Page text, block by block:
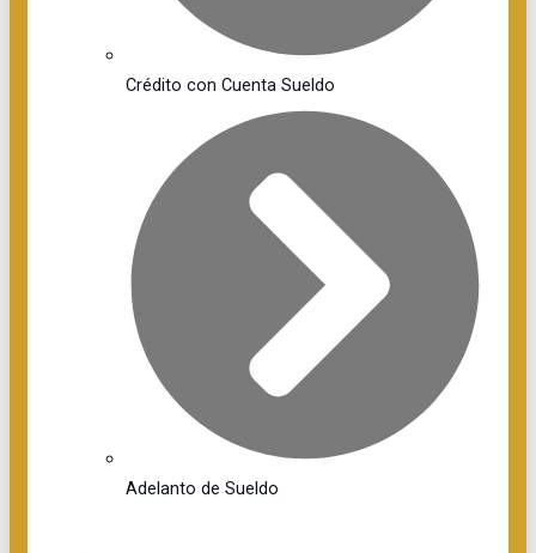
Crédito con Cuenta Sueldo
Adelanto de Sueldo